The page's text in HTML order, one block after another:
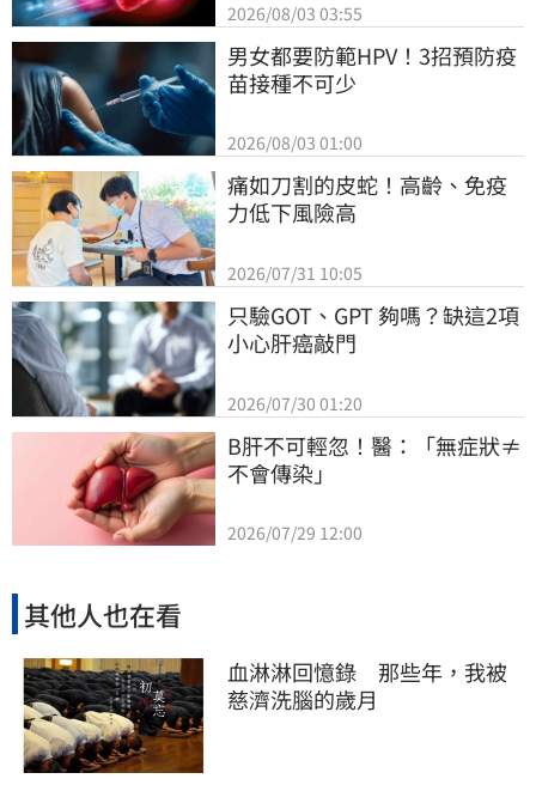
2026/08/03 03:55
男女都要防範HPV！3招預防疫
苗接種不可少
2026/08/03 01:00
痛如刀割的皮蛇！高齡、免疫
力低下風險高
2026/07/31 10:05
只驗GOT、GPT 夠嗎？缺這2項
小心肝癌敲門
2026/07/30 01:20
B肝不可輕忽！醫：「無症狀≠
不會傳染」
2026/07/29 12:00
其他人也在看
血淋淋回憶錄 那些年，我被
慈濟洗腦的歲月